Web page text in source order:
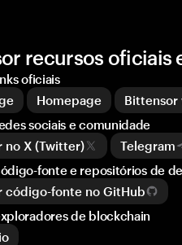
recursos oficiais
oficiais
Homepage
sociais e comunidade
no X (Twitter)
Telegram
fonte e repositórios de
código-fonte no GitHub
de blockchain